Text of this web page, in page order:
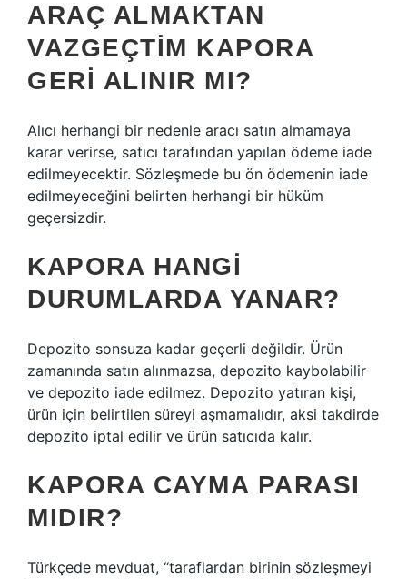
ARAÇ ALMAKTAN
VAZGEÇTIM KAPORA
GERI ALINIR MI?
Alıcı herhangi bir nedenle aracı satın almamaya
karar verirse, satıcı tarafından yapılan ödeme iade
edilmeyecektir. Sözleşmede bu ön ödemenin iade
edilmeyeceğini belirten herhangi bir hüküm
geçersizdir.
KAPORA HANGI
DURUMLARDA YANAR?
Depozito sonsuza kadar geçerli değildir. Ürün
zamanında satın alınmazsa, depozito kaybolabilir
ve depozito iade edilmez. Depozito yatıran kişi,
ürün için belirtilen süreyi aşmamalıdır, aksi takdirde
depozito iptal edilir ve ürün satıcıda kalır.
KAPORA CAYMA PARASI
MIDIR?
Türkçede mevduat, “taraflardan birinin sözleşmeyi